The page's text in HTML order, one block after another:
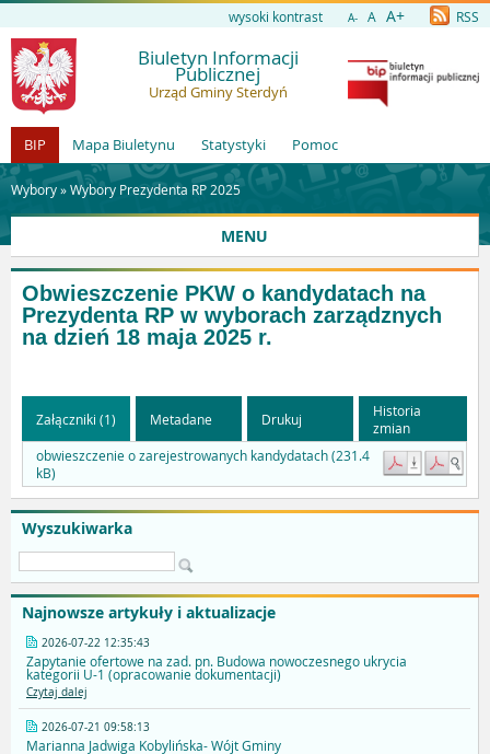
wysoki kontrast A- A A+ RSS
Biuletyn Informacji
Publicznej
Urząd Gminy Sterdyń
BIP Mapa Biuletynu Statystyki Pomoc
Wybory »Wybory Prezydenta RP 2025
MENU
Wyszukiwarka
Najnowsze artykuły i aktualizacje
2026-07-22 12:35:43
Zapytanie ofertowe na zad. pn. Budowa nowoczesnego ukrycia
kategorii U-1 (opracowanie dokumentacji)
Czytaj dalej
2026-07-21 09:58:13
Marianna Jadwiga Kobylińska- Wójt Gminy
Obwieszczenie PKW o kandydatach na
Prezydenta RP w wyborach zarządznych
na dzień 18 maja 2025 r.
Załączniki (1) Metadane Drukuj
Historia
zmian
obwieszczenie o zarejestrowanych kandydatach (231.4
kB)